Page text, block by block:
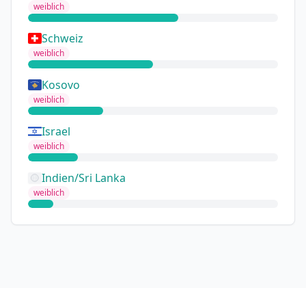
weiblich
Schweiz
weiblich
Kosovo
weiblich
Israel
weiblich
Indien/Sri Lanka
weiblich